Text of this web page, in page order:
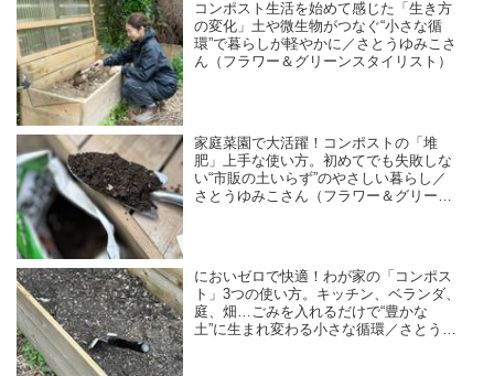
コンポスト生活を始めて感じた「生き方
の変化」土や微生物がつなぐ“小さな循
環”で暮らしが軽やかに／さとうゆみこさ
ん（フラワー＆グリーンスタイリスト）
家庭菜園で大活躍！コンポストの「堆
肥」上手な使い方。初めてでも失敗しな
い“市販の土いらず”のやさしい暮らし／
さとうゆみこさん（フラワー＆グリーン
においゼロで快適！わが家の「コンポス
ト」3つの使い方。キッチン、ベランダ、
庭、畑…ごみを入れるだけで“豊かな
土”に生まれ変わる小さな循環／さとうゆ